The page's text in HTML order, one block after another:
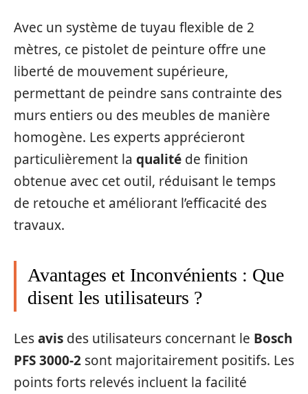
Avec un système de tuyau flexible de 2
mètres, ce pistolet de peinture offre une
liberté de mouvement supérieure,
permettant de peindre sans contrainte des
murs entiers ou des meubles de manière
homogène. Les experts apprécieront
particulièrement la qualité de finition
obtenue avec cet outil, réduisant le temps
de retouche et améliorant l’efficacité des
travaux.
Avantages et Inconvénients : Que
disent les utilisateurs ?
Lesavis des utilisateurs concernant le Bosch
PFS 3000-2 sont majoritairement positifs. Les
points forts relevés incluent la facilité